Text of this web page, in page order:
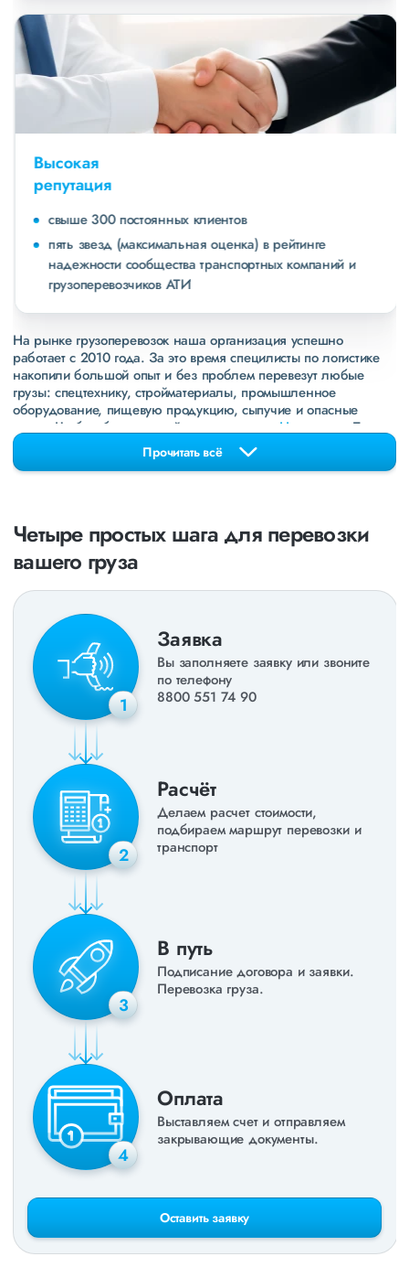
Высокая
репутация
свыше 300 постоянных клиентов
пять звезд (максимальная оценка) в рейтинге
надежности сообщества транспортных компаний и
грузоперевозчиков АТИ
На рынке грузоперевозок наша организация успешно
работает с 2010 года. За это время специлисты по логистике
накопили большой опыт и без проблем перевезут любые
грузы: спецтехнику, стройматериалы, промышленное
оборудование, пищевую продукцию, сыпучие и опасные
грузы. Чтобы убедиться зайдите в раздел
«Наш опыт»
. Там
свежие примеры перевозок, которые обновляются несколько
раз в неделю. Также недавно мы запустили новые
направления вДНРиЛНР. Предоставляем все стандартные
экспедирование. За каждым клиентом закреплен менеджер,
который сообщит о текущем статусе вашего груза. Чтобы
получить коммерческое предложение заполните форму на
РФ).
Прочитать всё
Четыре простых шага для перевозки
вашего груза
1
Заявка
Вы заполняете заявку или звоните
по телефону
8800 551 74 90
2
Расчёт
Делаем расчет стоимости,
подбираем маршрут перевозки и
транспорт
3
В путь
Подписание договора и заявки.
Перевозка груза.
4
Оплата
Выставляем счет и отправляем
закрывающие документы.
Оставить заявку